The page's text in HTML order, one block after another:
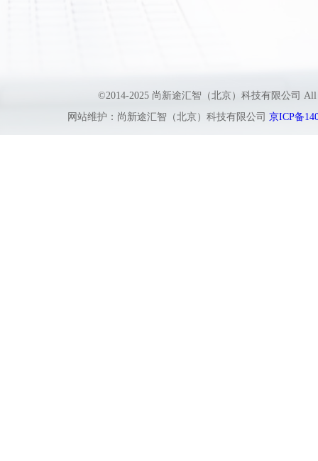
©2014-2025 尚新途汇智（北京）科技有限公司
网站维护：尚新途汇智（北京）科技有限公司 京ICP备